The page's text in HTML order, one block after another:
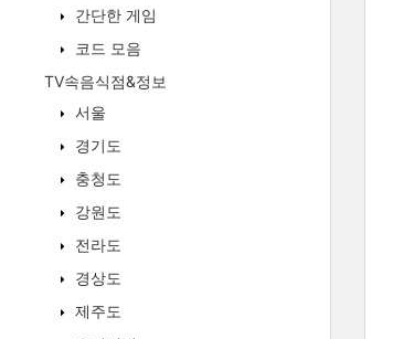
간단한 게임
코드 모음
TV속음식점&정보
서울
경기도
충청도
강원도
전라도
경상도
제주도